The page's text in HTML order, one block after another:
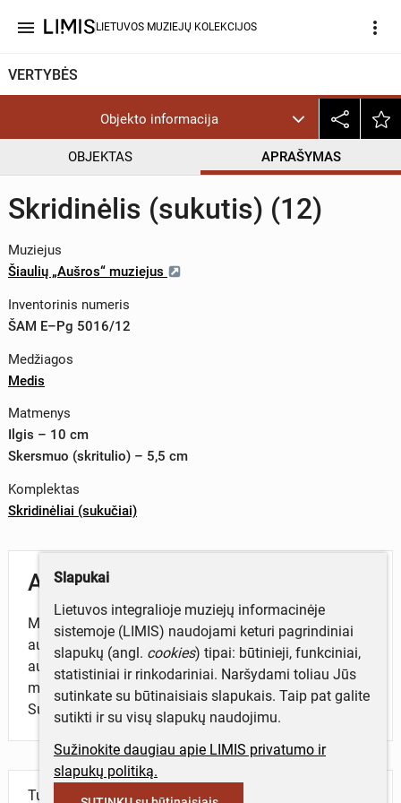
menu LIETUVOS MUZIEJŲ KOLEKCIJOS more_vert
VERTYBĖS
Objekto informacija
OBJEKTAS APRAŠYMAS
Skridinėlis (sukutis) (12)
Muziejus
Šiaulių „Aušros“ muziejus
Inventorinis numeris
ŠAM E–Pg 5016/12
Medžiagos
Medis
Matmenys
Ilgis – 10 cm
Skersmuo (skritulio) – 5,5 cm
Komplektas
Skridinėliai (sukučiai)
Aprašymas
Medinis skridinėlis (sukutis) su grioveliu -
audimo įrankis nytims pakelti ir laikyti audžiant
audimo staklėmis. Pakabinimui pritvirtinta pailga
medinė detalė su keturiomis išdegintomis skylutėmis.
Sutvirtinta mediniu kaišteliu.
Turite daugiau informacijos apie objektą?
Slapukai
Lietuvos integralioje muziejų informacinėje
sistemoje (LIMIS) naudojami keturi pagrindiniai
slapukų (angl. cookies) tipai: būtinieji, funkciniai,
statistiniai ir rinkodariniai. Naršydami toliau Jūs
sutinkate su būtinaisiais slapukais. Taip pat galite
sutikti ir su visų slapukų naudojimu.
Sužinokite daugiau apie LIMIS privatumo ir
slapukų politiką.